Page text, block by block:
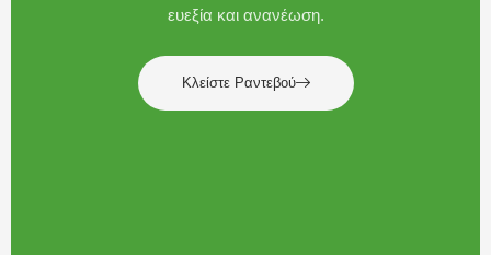
ευεξία και ανανέωση.
Κλείστε Ραντεβού